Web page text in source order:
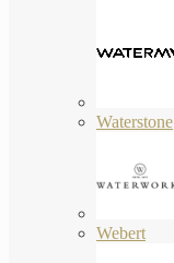
Waterstone
Webert